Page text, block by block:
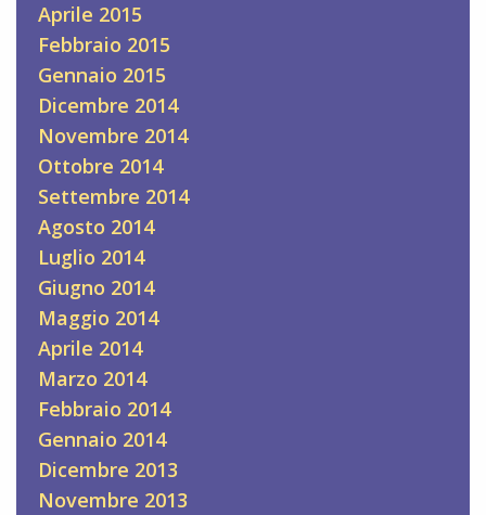
Aprile 2015
Febbraio 2015
Gennaio 2015
Dicembre 2014
Novembre 2014
Ottobre 2014
Settembre 2014
Agosto 2014
Luglio 2014
Giugno 2014
Maggio 2014
Aprile 2014
Marzo 2014
Febbraio 2014
Gennaio 2014
Dicembre 2013
Novembre 2013